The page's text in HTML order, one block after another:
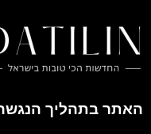
האתר בתהליך הנגשה